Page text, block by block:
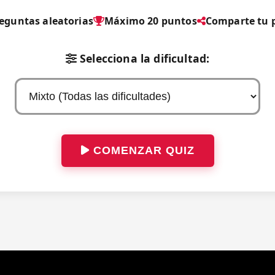
aleatorias Máximo 20 puntos Comparte tu
Selecciona la dificultad:
COMENZAR QUIZ